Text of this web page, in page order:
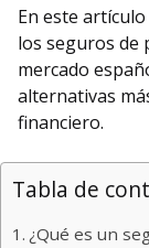
En este
los seguros de
mercado
alternativas
financiero.
Tabla de
¿Qué es un